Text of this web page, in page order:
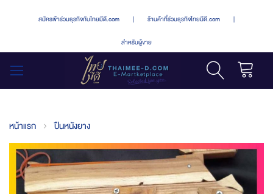
สมัครเข้าร่วมธุรกิจกับไทยมีดี.com | ร้านค้าที่ร่วมธุรกิจไทยมีดี.com |
สำหรับผู้ขาย
หน้าแรก ปืนหนังยาง
Skip
the